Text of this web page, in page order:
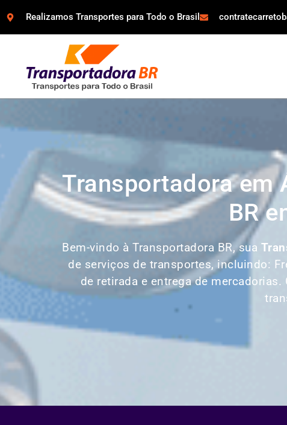
Realizamos Transportes para Todo o Brasil
Transportadora em
BR
Bem-vindo à Transportadora BR, sua
de serviços de transportes, incluindo:
de retirada e entrega de